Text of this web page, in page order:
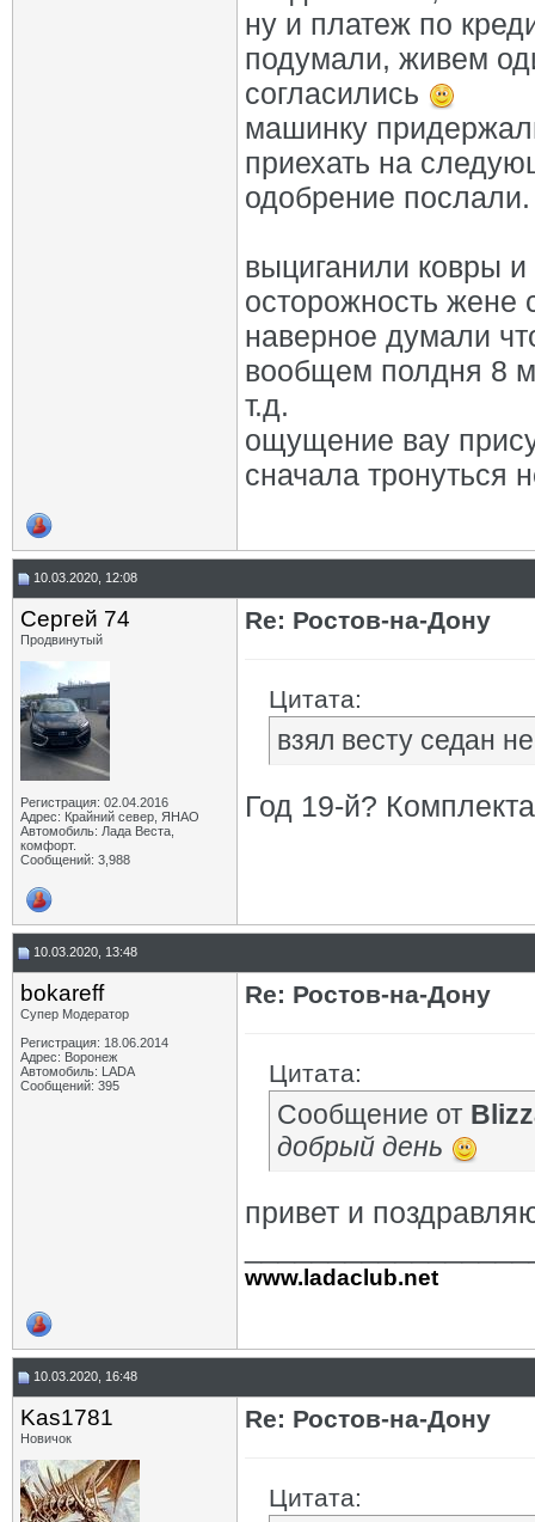
ну и платеж по
подумали, живем
согласились
машинку
приехать на
одобрение послали.
выциганили ковры
осторожность жене
наверное думали
вообщем полдня 8
т.д.
ощущение вау
сначала тронуться
10.03.2020, 12:08
Сергей 74
Продвинутый
Регистрация: 02.04.2016
Адрес: Крайний север, ЯНАО
Автомобиль: Лада Веста,
комфорт.
Сообщений: 3,988
Re: Ростов-на-Дону
Цитата:
взял весту седан
Год 19-й?
10.03.2020, 13:48
bokareff
Супер Модератор
Регистрация: 18.06.2014
Адрес: Воронеж
Автомобиль: LADA
Сообщений: 395
Re: Ростов-на-Дону
Цитата:
Сообщение от
добрый день
привет и
www.ladaclub.net
10.03.2020, 16:48
Kas1781
Новичок
Re: Ростов-на-Дону
Цитата: